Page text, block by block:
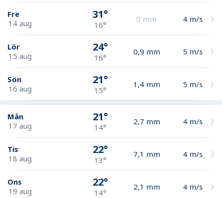
Fre
14 aug
31°
16°
0 mm 4 m/s
Lör
15 aug
24°
16°
0,9 mm 5 m/s
Sön
16 aug
21°
15°
1,4 mm 5 m/s
Mån
17 aug
21°
14°
2,7 mm 4 m/s
Tis
18 aug
22°
13°
7,1 mm 4 m/s
Ons
19 aug
22°
14°
2,1 mm 4 m/s